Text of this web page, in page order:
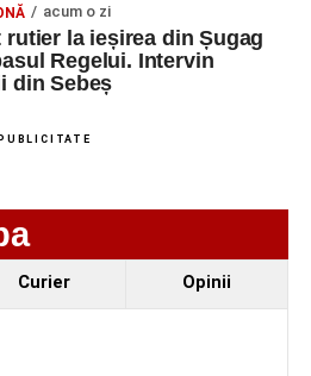
Prima ediție a Transylvania
din Gârbova
WhatsApp
acum o zi
rutier la ieșirea din Șugag
Regelui. Intervin
din Sebeș
PUBLICITATE
Curier Opinii